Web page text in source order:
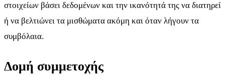
στοιχείων βάσει δεδομένων και την ικανότητά της να διατηρεί
ή να βελτιώνει τα μισθώματα ακόμη και όταν λήγουν τα
συμβόλαια.
Δομή συμμετοχής